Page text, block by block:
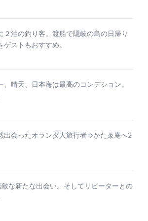
２泊の釣り客。渡船で隠岐の島の日帰り
ストもおすすめ。
、晴天、日本海は最高のコンデション。
出会ったオランダ人旅行者⇒かたゑ庵へ2
な新たな出会い。そしてリピーターとの